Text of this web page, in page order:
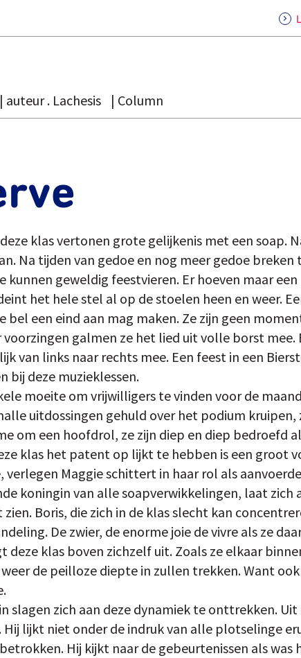
auteur . Lachesis Column
klas vertonen grote gelijkenis met een soap.
Na tijden van gedoe en nog meer gedoe breken
kunnen geweldig feestvieren. Er hoeven maar
het hele stel al op de stoelen heen en weer.
bel een eind aan mag maken. Ze zijn geen
voorzingen galmen ze het lied uit volle borst mee.
van links naar rechts mee. Een feest in een
bij deze muzieklessen.
moeite om vrijwilligers te vinden voor de
uitdossingen gehuld over het podium kruipen,
om een hoofdrol, ze zijn diep en diep bedroefd
klas het patent op lijkt te hebben is een groot
verlegen Maggie schittert in haar rol als
koningin van alle soapverwikkelingen, laat zich
Boris, die zich in de klas slecht kan
De zwier, de enorme joie de vivre als ze
deze klas boven zichzelf uit. Zoals ze elkaar
de peilloze diepte in zullen trekken. Want
slagen zich aan deze dynamiek te onttrekken.
lijkt niet onder de indruk van alle plotselinge
Hij kijkt naar de gebeurtenissen als was